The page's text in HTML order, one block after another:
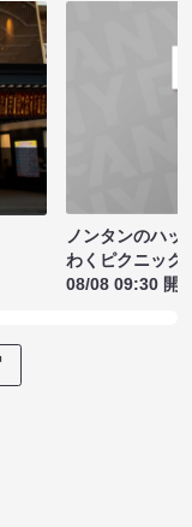
ノンタンのハッ
わくピクニック
08/08 09:30 開